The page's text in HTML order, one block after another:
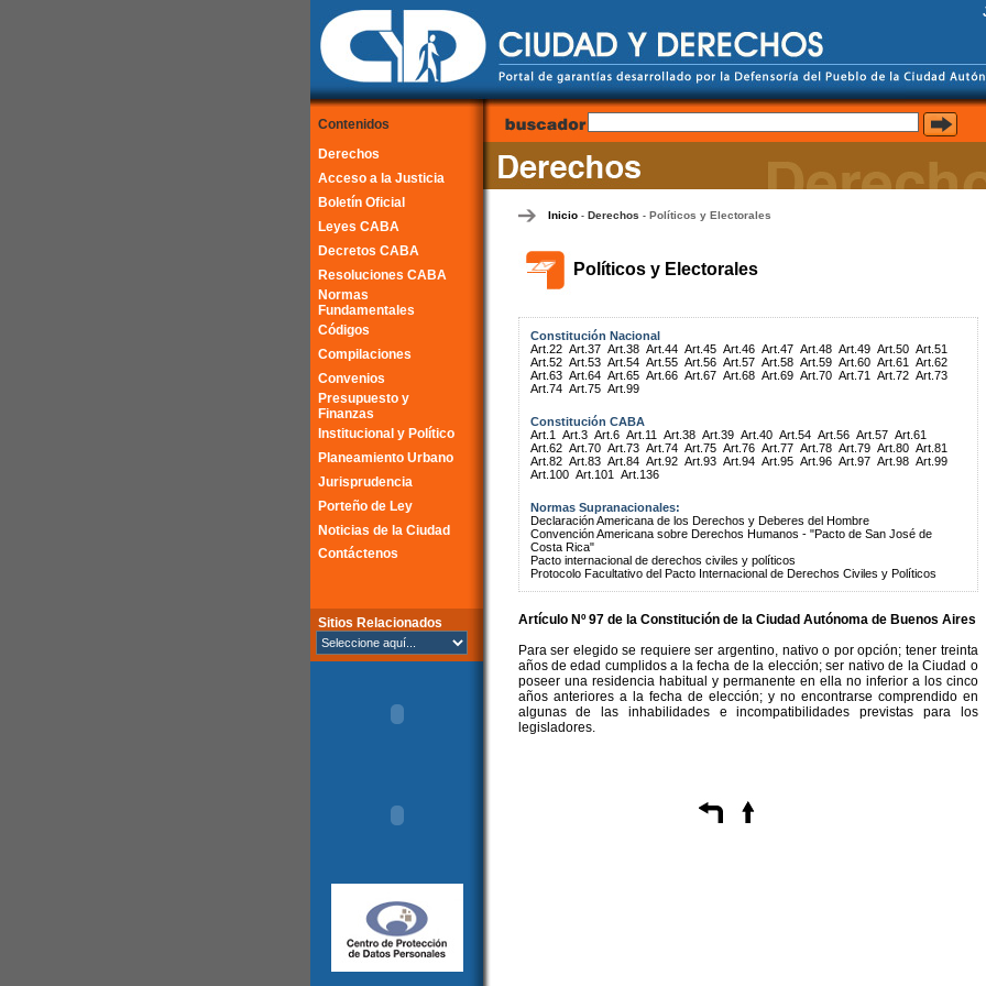
Contenidos
Derechos
Acceso a la Justicia
Boletín Oficial
Leyes CABA
Decretos CABA
Resoluciones CABA
Normas
Fundamentales
Códigos
Compilaciones
Convenios
Presupuesto y
Finanzas
Institucional y Político
Planeamiento Urbano
Jurisprudencia
Porteño de Ley
Noticias de la Ciudad
Contáctenos
Sitios Relacionados
Inicio- Derechos - Políticos y Electorales
Políticos y Electorales
Constitución Nacional
Art.22 Art.37 Art.38 Art.44 Art.45 Art.46 Art.47 Art.48 Art.49 Art.50 Art.51
Art.52 Art.53 Art.54 Art.55 Art.56 Art.57 Art.58 Art.59 Art.60 Art.61
Art.62
Art.63 Art.64 Art.65 Art.66 Art.67 Art.68 Art.69 Art.70 Art.71 Art.72 Art.73
Art.74 Art.75 Art.99
Constitución CABA
Art.1
Art.3 Art.6 Art.11 Art.38 Art.39 Art.40 Art.54 Art.56 Art.57 Art.61
Art.62 Art.70 Art.73 Art.74 Art.75 Art.76 Art.77 Art.78 Art.79 Art.80 Art.81
Art.82 Art.83 Art.84 Art.92 Art.93 Art.94 Art.95 Art.96 Art.97 Art.98 Art.99
Art.100 Art.101 Art.136
Normas Supranacionales:
Declaración Americana de los Derechos y Deberes del Hombre
Convención Americana sobre Derechos Humanos - "Pacto de San José de
Costa Rica"
Pacto internacional de derechos civiles y políticos
Protocolo Facultativo del Pacto Internacional de Derechos Civiles y Políticos
Artículo Nº 97 de la Constituciónde la Ciudad Autónoma de Buenos Aires
Para ser elegido se requiere ser argentino, nativo o por opción; tener treinta
años de edad cumplidos a la fecha de la elección; ser nativo de la Ciudad o
poseer una residencia habitual y permanente en ella no inferior a los cinco
años anteriores a la fecha de elección; y no encontrarse comprendido en
algunas de las inhabilidades e incompatibilidades previstas para los
legisladores.